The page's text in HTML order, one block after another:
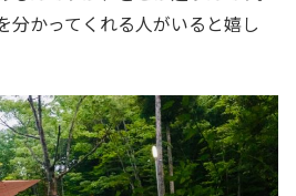
分かってくれる人がいると嬉し